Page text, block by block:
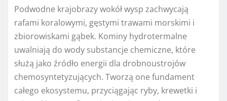
Podwodne krajobrazy wokół wysp zachwycają
rafami koralowymi, gęstymi trawami morskimi i
zbiorowiskami gąbek. Kominy hydrotermalne
uwalniają do wody substancje chemiczne, które
służą jako źródło energii dla drobnoustrojów
chemosyntetyzujących. Tworzą one fundament
całego ekosystemu, przyciągając ryby, krewetki i